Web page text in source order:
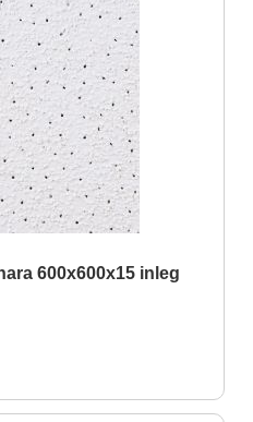
600x600x15 inleg